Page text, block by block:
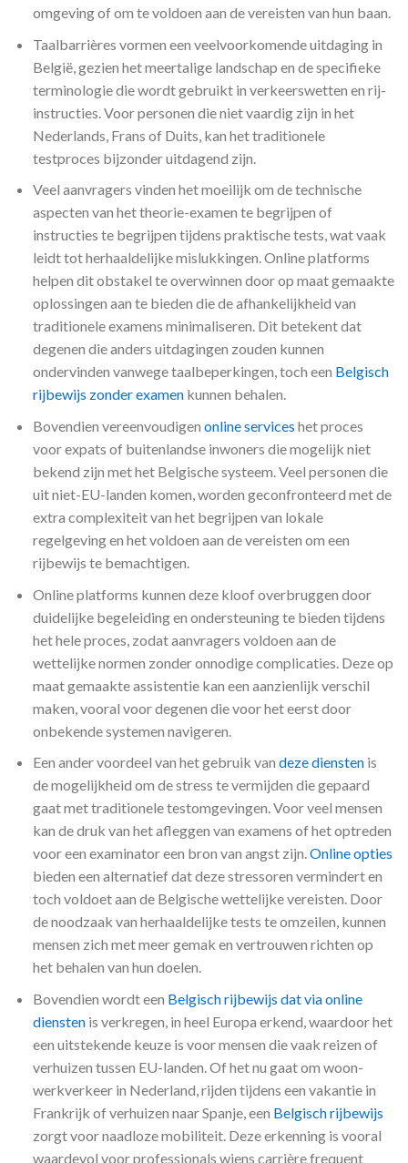
omgeving of om te voldoen aan de vereisten van hun baan.
Taalbarrières vormen een veelvoorkomende uitdaging in
België, gezien het meertalige landschap en de specifieke
terminologie die wordt gebruikt in verkeerswetten en rij-
instructies. Voor personen die niet vaardig zijn in het
Nederlands, Frans of Duits, kan het traditionele
testproces bijzonder uitdagend zijn.
Veel aanvragers vinden het moeilijk om de technische
aspecten van het theorie-examen te begrijpen of
instructies te begrijpen tijdens praktische tests, wat vaak
leidt tot herhaaldelijke mislukkingen. Online platforms
helpen dit obstakel te overwinnen door op maat gemaakte
oplossingen aan te bieden die de afhankelijkheid van
traditionele examens minimaliseren. Dit betekent dat
degenen die anders uitdagingen zouden kunnen
ondervinden vanwege taalbeperkingen, toch een Belgisch
rijbewijs zonder examen kunnen behalen.
Bovendien vereenvoudigen online services het proces
voor expats of buitenlandse inwoners die mogelijk niet
bekend zijn met het Belgische systeem. Veel personen die
uit niet-EU-landen komen, worden geconfronteerd met de
extra complexiteit van het begrijpen van lokale
regelgeving en het voldoen aan de vereisten om een ​​
rijbewijs te bemachtigen.
Online platforms kunnen deze kloof overbruggen door
duidelijke begeleiding en ondersteuning te bieden tijdens
het hele proces, zodat aanvragers voldoen aan de
wettelijke normen zonder onnodige complicaties. Deze op
maat gemaakte assistentie kan een aanzienlijk verschil
maken, vooral voor degenen die voor het eerst door
onbekende systemen navigeren.
Een ander voordeel van het gebruik van deze dienstenis
de mogelijkheid om de stress te vermijden die gepaard
gaat met traditionele testomgevingen. Voor veel mensen
kan de druk van het afleggen van examens of het optreden
voor een examinator een bron van angst zijn.Online opties
bieden een alternatief dat deze stressoren vermindert en
toch voldoet aan de Belgische wettelijke vereisten. Door
de noodzaak van herhaaldelijke tests te omzeilen, kunnen
mensen zich met meer gemak en vertrouwen richten op
het behalen van hun doelen.
Bovendien wordt een Belgisch rijbewijs dat via online
dienstenis verkregen, in heel Europa erkend, waardoor het
een uitstekende keuze is voor mensen die vaak reizen of
verhuizen tussen EU-landen. Of het nu gaat om woon-
werkverkeer in Nederland, rijden tijdens een vakantie in
Frankrijk of verhuizen naar Spanje, een Belgisch rijbewijs
zorgt voor naadloze mobiliteit. Deze erkenning is vooral
waardevol voor professionals wiens carrière frequent